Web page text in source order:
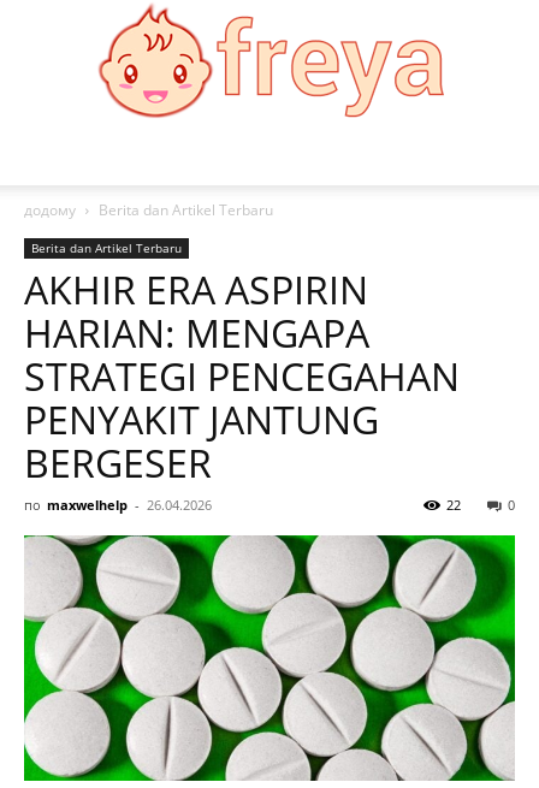
додому
Berita dan Artikel Terbaru
Berita dan Artikel Terbaru
AKHIR ERA ASPIRIN
HARIAN: MENGAPA
STRATEGI PENCEGAHAN
PENYAKIT JANTUNG
BERGESER
по maxwelhelp - 26.04.2026 0
22